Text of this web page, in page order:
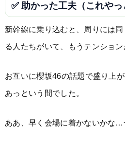
✅ 助かった工夫（これやっ
新幹線に乗り込むと、周りには
る人たちがいて、もうテンション
お互いに櫻坂46の話題で盛り上
あっという間でした。
ああ、早く会場に着かないかな…